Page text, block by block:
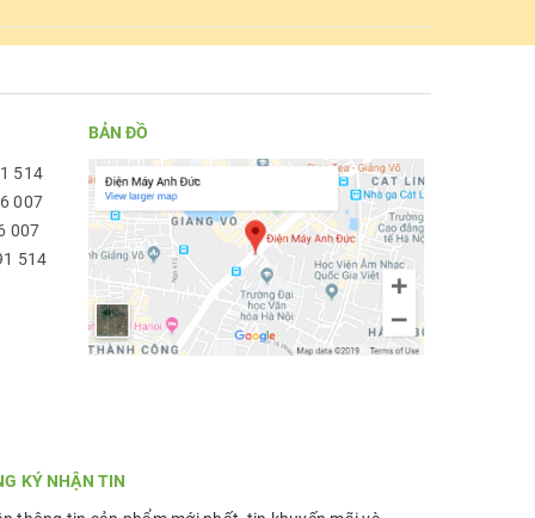
514
007
007
514
BẢN ĐỒ
KÝ NHẬN TIN